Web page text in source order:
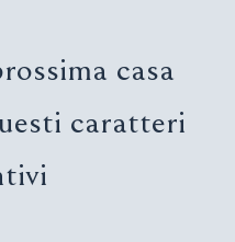
casa
caratteri